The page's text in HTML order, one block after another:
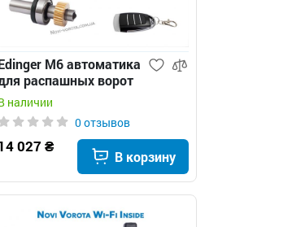
M6 автоматика
распашных ворот
наличии
0 отзывов
027 ₴
В корзину